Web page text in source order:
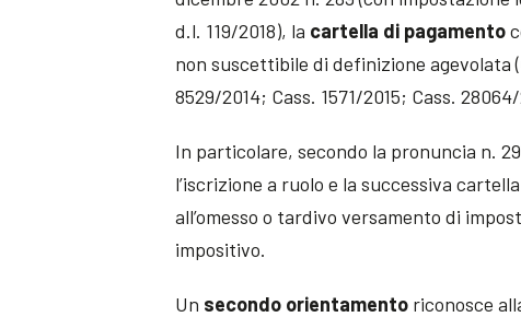
d.l. 119/2018), la cartella di pagamento
non suscettibile di definizione agevolata
8529/2014; Cass. 1571/2015; Cass. 28064/
In particolare, secondo la pronuncia n.
l’iscrizione a ruolo e la successiva
all’omesso o tardivo versamento di
impositivo.
Un secondo orientamento riconosce